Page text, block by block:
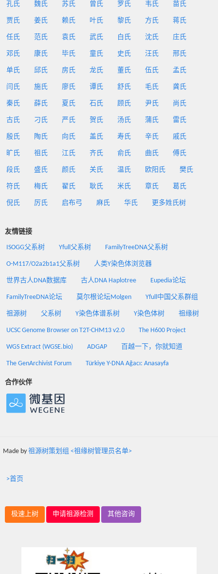
孔氏 魏氏 苏氏 曾氏 罗氏 韦氏 苗氏
贾氏 姜氏 赖氏 叶氏 黎氏 方氏 蒋氏
任氏 范氏 袁氏 武氏 白氏 沈氏 庄氏
邓氏 康氏 毕氏 童氏 史氏 汪氏 邢氏
单氏 邱氏 房氏 龙氏 董氏 伍氏 孟氏
闫氏 施氏 廖氏 谭氏 舒氏 毛氏 龚氏
秦氏 薛氏 夏氏 石氏 顾氏 尹氏 尚氏
古氏 刁氏 严氏 贺氏 汤氏 蒲氏 雷氏
殷氏 陶氏 向氏 盖氏 寿氏 辛氏 戚氏
旷氏 祖氏 江氏 齐氏 俞氏 曲氏 傅氏
段氏 盛氏 颜氏 关氏 温氏 欧阳氏 樊氏
符氏 梅氏 翟氏 耿氏 米氏 章氏 葛氏
倪氏 厉氏 启布弓 麻氏 华氏 更多姓氏树
友情链接
ISOGG父系树 Yfull父系树 FamilyTreeDNA父系树
O-M117/O2a2b1a1父系树 人类Y染色体浏览器
世界古人DNA数据库 古人DNA Haplotree Eupedia论坛
FamilyTreeDNA论坛 莫尔根论坛Molgen Yfull中国父系群组
祖源树 父系树 Y染色体谱系树 Y染色体树 祖缘树
UCSC Genome Browser on T2T-CHM13 v2.0 The H600 Project
WGS Extract (WGSE.bio) ADGAP 百越一下，你就知道
The GenArchivist Forum Türkiye Y-DNA Ağacı: Anasayfa
合作伙伴
Made by 祖源树策划组 <祖缘树管理员名单>
>首页
极速上树 申请祖源检测 其他咨询